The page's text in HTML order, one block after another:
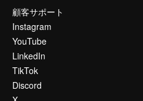
顧客サポート
Instagram
YouTube
LinkedIn
TikTok
Discord